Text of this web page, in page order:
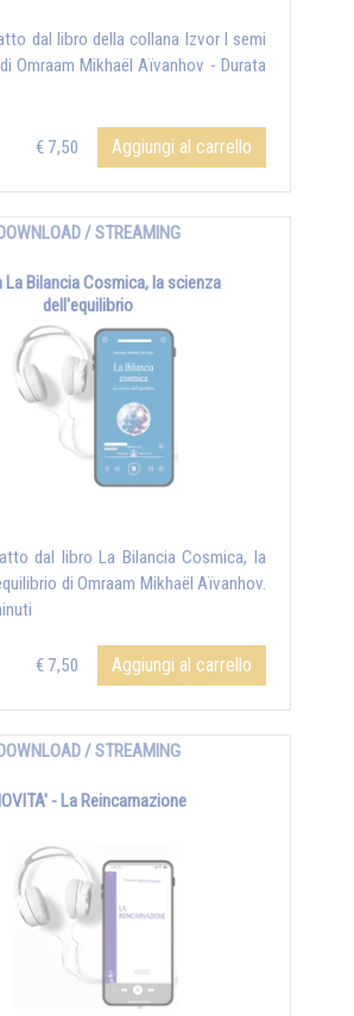
dal libro della collana Izvor I semi
Omraam Mikhaël Aïvanhov - Durata
€ 7,50 Aggiungi al carrello
DOWNLOAD / STREAMING
La Bilancia Cosmica, la scienza
dell'equilibrio
dal libro La Bilancia Cosmica, la
di Omraam Mikhaël Aïvanhov.
€ 7,50 Aggiungi al carrello
DOWNLOAD / STREAMING
- La Reincarnazione